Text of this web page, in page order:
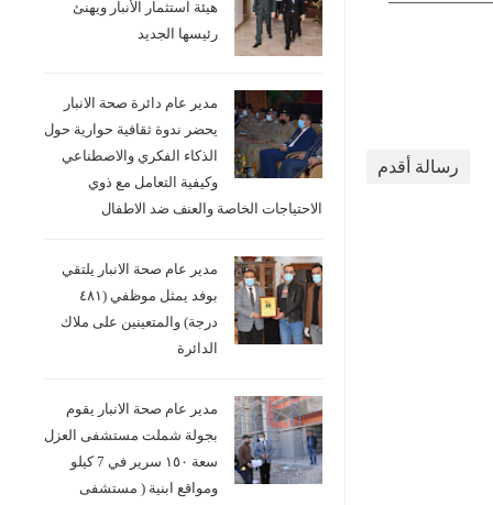
رسالة أقدم
هيئة استثمار الأنبار ويهنئ
رئيسها الجديد
مدير عام دائرة صحة الانبار
يحضر ندوة ثقافية حوارية حول
الذكاء الفكري والاصطناعي
وكيفية التعامل مع ذوي
الاحتياجات الخاصة والعنف ضد الاطفال
مدير عام صحة الانبار يلتقي
بوفد يمثل موظفي (٤٨١
درجة) والمتعينين على ملاك
الدائرة
مدير عام صحة الانبار يقوم
بجولة شملت مستشفى العزل
سعة ١٥٠ سرير في 7 كيلو
ومواقع ابنية ( مستشفى